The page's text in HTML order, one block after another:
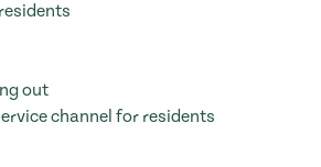
out
channel for residents